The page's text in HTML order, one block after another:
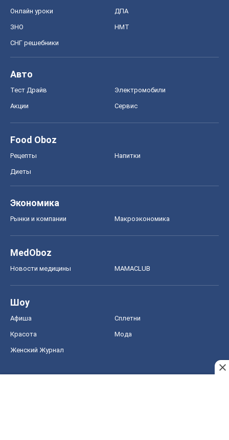
Онлайн уроки ДПА
ЗНО НМТ
СНГ решебники
Авто
Тест Драйв Электромобили
Акции Сервис
Food Oboz
Рецепты Напитки
Диеты
Экономика
Рынки и компании Mакроэкономика
MedOboz
Новости медицины MAMACLUB
Шоу
Афиша Сплетни
Красота Мода
Женский Журнал